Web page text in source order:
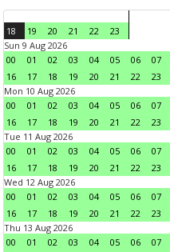
18 19 20 21 22
23
Sun 9 Aug 2026
00
01 02 03 04 05 06 07
16
17 18 19 20 21 22
23
Mon 10 Aug 2026
00
01 02 03 04 05 06 07
16
17 18 19 20 21 22
23
Tue 11 Aug 2026
00
01 02 03 04 05 06 07
16
17 18 19 20 21 22
23
Wed 12 Aug 2026
00
01 02 03 04 05 06 07
16
17 18 19 20 21 22
23
Thu 13 Aug 2026
00
01 02 03 04 05 06 07